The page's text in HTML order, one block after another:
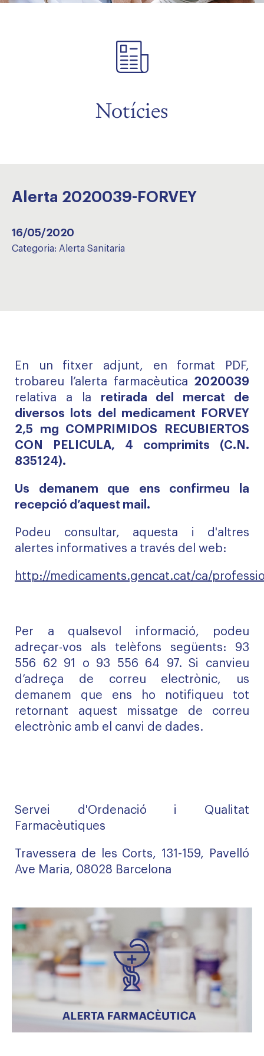
Notícies
Alerta 2020039-FORVEY
16/05/2020
Categoria: Alerta Sanitaria
En un fitxer adjunt, en format PDF,
trobareu l’alerta farmacèutica 2020039
relativa a la retirada del mercat de
diversos lots del medicament FORVEY
2,5 mg COMPRIMIDOS RECUBIERTOS
CON PELICULA, 4 comprimits (C.N.
835124).
Us demanem que ens confirmeu la
recepció d’aquest mail.
Podeu consultar, aquesta i d'altres
alertes informatives a través del web:
http://medicaments.gencat.cat/ca/
Per a qualsevol informació, podeu
adreçar-vos als telèfons següents: 93
556 62 91 o 93 556 64 97. Si canvieu
d’adreça de correu electrònic, us
demanem que ens ho notifiqueu tot
retornant aquest missatge de correu
electrònic amb el canvi de dades.
Servei d'Ordenació i Qualitat
Farmacèutiques
Travessera de les Corts, 131-159, Pavelló
Ave Maria, 08028 Barcelona